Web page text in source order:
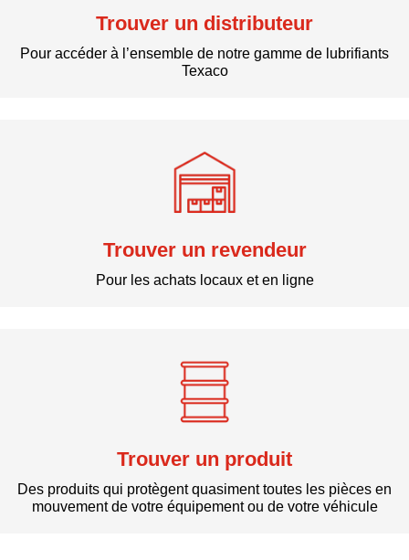
Trouver un distributeur
Pour accéder à l’ensemble de notre gamme de lubrifiants
Texaco
Trouver un revendeur
Pour les achats locaux et en ligne
Trouver un produit
Des produits qui protègent quasiment toutes les pièces en
mouvement de votre équipement ou de votre véhicule